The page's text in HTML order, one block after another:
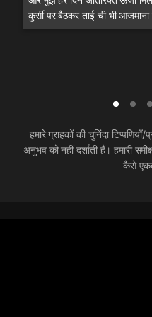
कुर्सी पर बैठकर ताई ची भी आजमाना
हमारे ग्राहकों की चुनिंदा
अनुभव को नहीं दर्शाती हैं। हमारी
कैसे